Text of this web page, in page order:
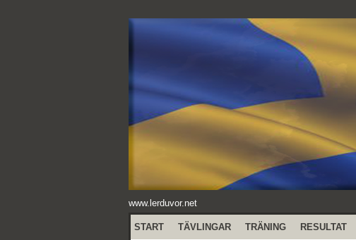
www.lerduvor.net
START TÄVLINGAR TRÄNING RESULTAT